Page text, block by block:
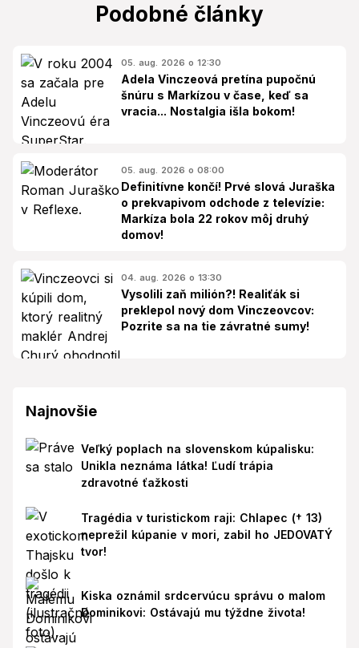
Podobné články
05. aug. 2026 o 12:30
Adela Vinczeová pretína pupočnú
šnúru s Markízou v čase, keď sa
vracia... Nostalgia išla bokom!
05. aug. 2026 o 08:00
Definitívne končí! Prvé slová Juraška
o prekvapivom odchode z televízie:
Markíza bola 22 rokov môj druhý
domov!
04. aug. 2026 o 13:30
Vysolili zaň milión?! Realiťák si
preklepol nový dom Vinczeovcov:
Pozrite sa na tie závratné sumy!
Najnovšie
Veľký poplach na slovenskom kúpalisku:
Unikla neznáma látka! Ľudí trápia
zdravotné ťažkosti
Tragédia v turistickom raji: Chlapec († 13)
neprežil kúpanie v mori, zabil ho JEDOVATÝ
tvor!
Kiska oznámil srdcervúcu správu o malom
Dominikovi: Ostávajú mu týždne života!